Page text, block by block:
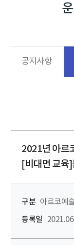
공지사항
2021년 아르
[비대면 교육
구분 아르코예
등록일